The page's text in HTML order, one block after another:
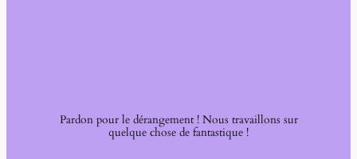
Pardon pour le dérangement ! Nous travaillons sur
quelque chose de fantastique !